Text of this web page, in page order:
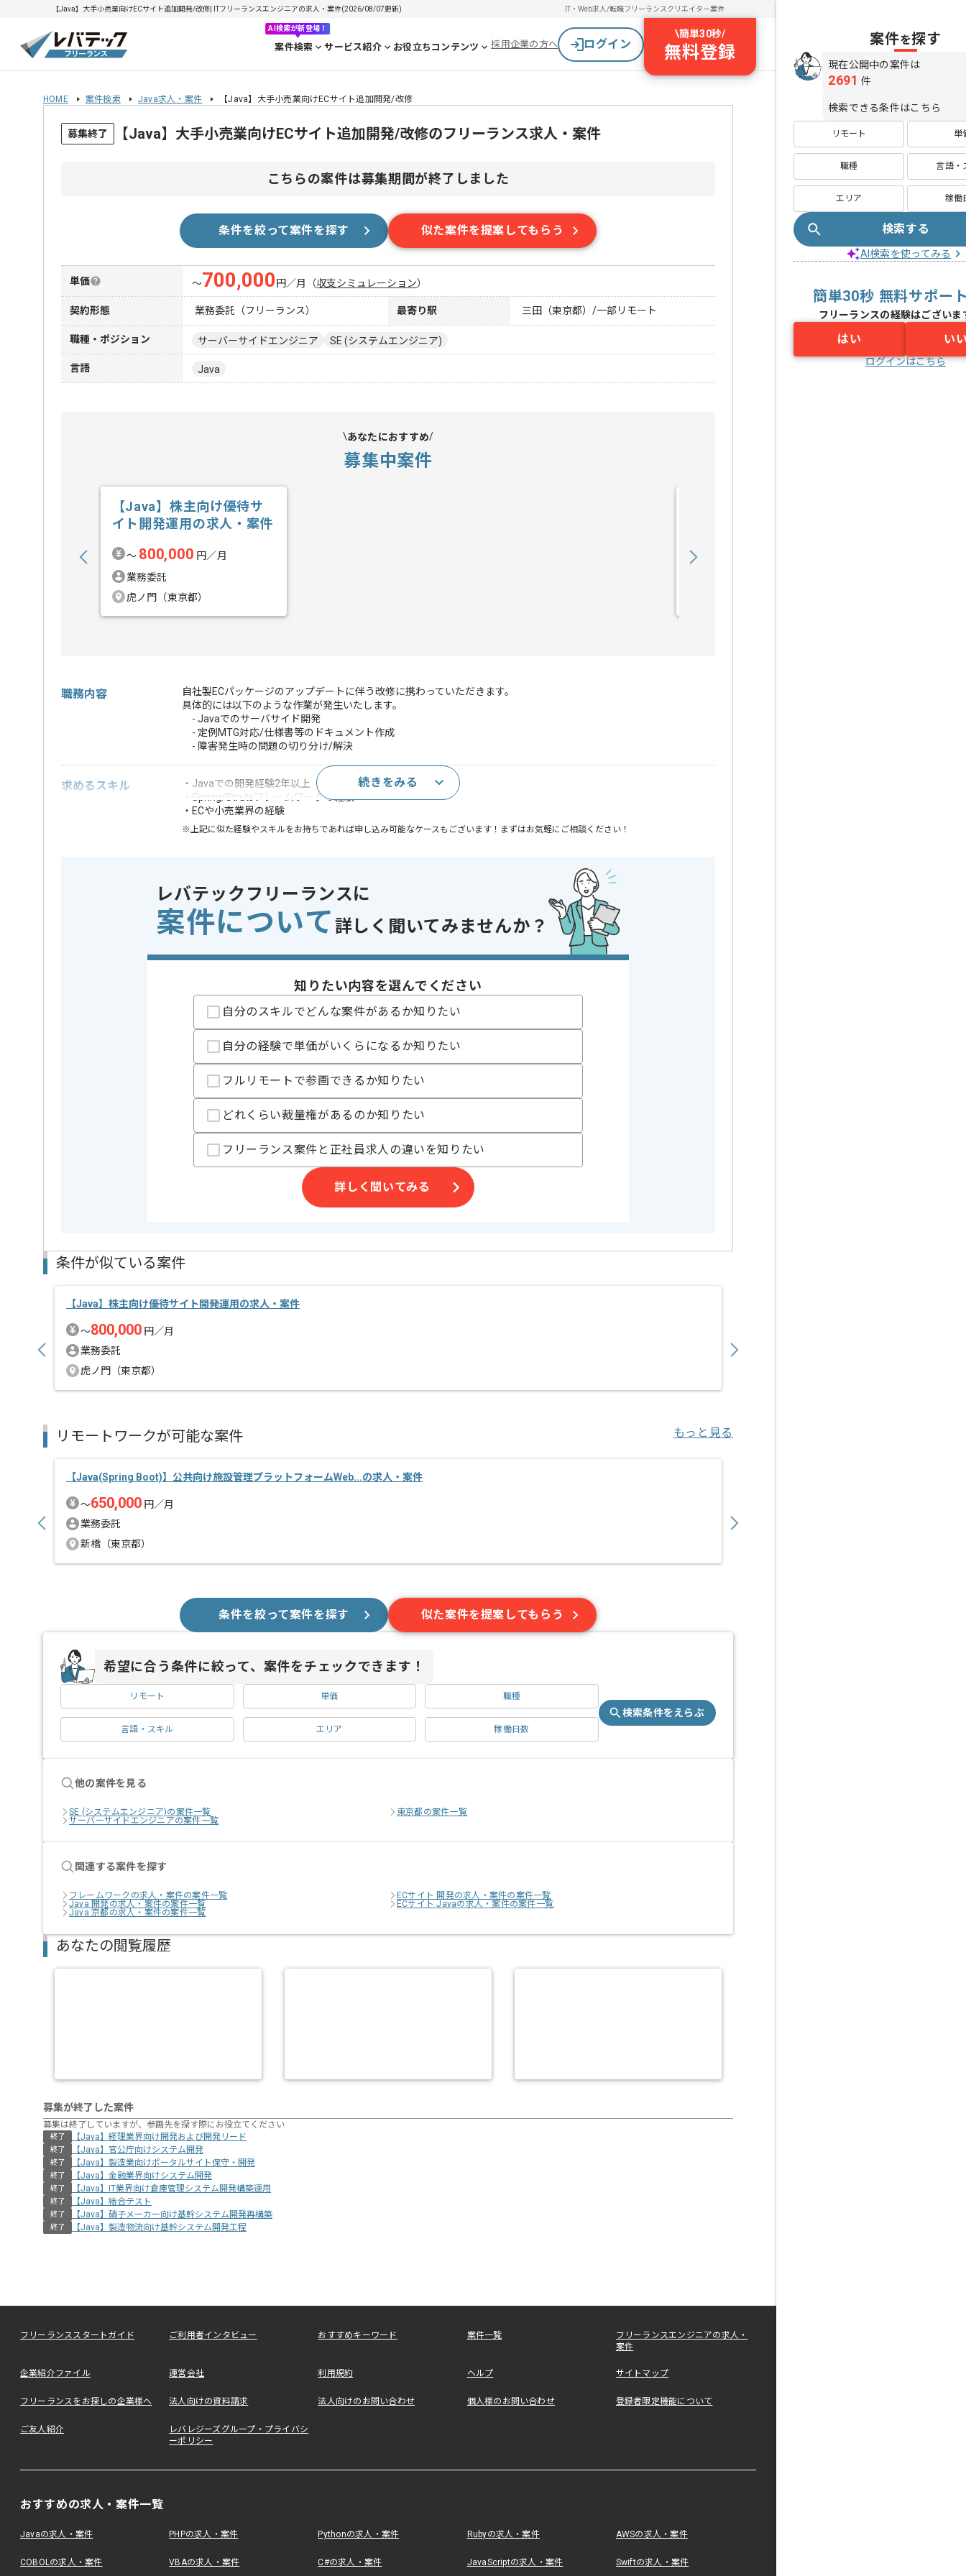
【Java】大手小売業向けECサイト追加開発/改修| ITフリーランスエンジニアの求人・案件(2026/08/07更新) IT・Web求人/転職フリーランスクリエイター案件
AI検索が新登場！
案件検索 サービス紹介 お役立ちコンテンツ 採用企業の方へ ログイン
\簡単30秒/
無料登録
HOME 案件検索 Java求人・案件 【Java】大手小売業向けECサイト追加開発/改修
募集終了 【Java】大手小売業向けECサイト追加開発/改修のフリーランス求人・案件
こちらの案件は募集期間が終了しました
条件を絞って案件を探す 似た案件を提案してもらう
単価 〜700,000 円／月 （収支シミュレーション）
契約形態 業務委託（フリーランス） 最寄り駅 三田（東京都）/一部リモート
職種・ポジション サーバーサイドエンジニア SE (システムエンジニア)
言語 Java
あなたにおすすめ
募集中案件
【Java】株主向け優待サ
イト開発運用の求人・案件
〜 800,000 円／月
業務委託
虎ノ門（東京都）
職務内容
自社製ECパッケージのアップデートに伴う改修に携わっていただきます。
具体的には以下のような作業が発生いたします。
- Javaでのサーバサイド開発
- 定例MTG対応/仕様書等のドキュメント作成
- 障害発生時の問題の切り分け/解決
求めるスキル
・Javaでの開発経験2年以上
・Spring/Strutsフレームワークの経験
・ECや小売業界の経験
※上記に似た経験やスキルをお持ちであれば申し込み可能なケースもございます！まずはお気軽にご相談ください！
DB
MySQL
幅広い分野で活躍されてきた経験豊富な方に適しています。
これまでの実績やノウハウ、知識などを存分に活かすチャンスです。
続きをみる
レバテックフリーランスに
案件について 詳しく聞いてみませんか？
知りたい内容を選んでください
自分のスキルでどんな案件があるか知りたい
自分の経験で単価がいくらになるか知りたい
フルリモートで参画できるか知りたい
どれくらい裁量権があるのか知りたい
フリーランス案件と正社員求人の違いを知りたい
詳しく聞いてみる
条件が似ている案件
【Java】株主向け優待サイト開発運用の求人・案件
〜800,000 円／月
業務委託
虎ノ門（東京都）
リモートワークが可能な案件 もっと見る
【Java(Spring Boot)】公共向け施設管理プラットフォームWeb...の求人・案件
〜650,000 円／月
業務委託
新橋（東京都）
条件を絞って案件を探す 似た案件を提案してもらう
希望に合う条件に絞って、案件をチェックできます！
リモート 単価 職種
言語・スキル エリア 稼働日数
検索条件をえらぶ
他の案件を見る
SE (システムエンジニア)の案件一覧
東京都の案件一覧
サーバーサイドエンジニアの案件一覧
関連する案件を探す
フレームワークの求人・案件の案件一覧
ECサイト 開発の求人・案件の案件一覧
Java 開発の求人・案件の案件一覧
ECサイト Javaの求人・案件の案件一覧
Java 京都の求人・案件の案件一覧
あなたの閲覧履歴
募集が終了した案件
募集は終了していますが、参画先を探す際にお役立てください
終了 【Java】経理業界向け開発および開発リード
終了 【Java】官公庁向けシステム開発
終了 【Java】製造業向けポータルサイト保守・開発
終了 【Java】金融業界向けシステム開発
終了 【Java】IT業界向け倉庫管理システム開発構築運用
終了 【Java】結合テスト
終了 【Java】硝子メーカー向け基幹システム開発再構築
終了 【Java】製造物流向け基幹システム開発工程
フリーランススタートガイド ご利用者インタビュー おすすめキーワード 案件一覧
フリーランスエンジニアの求人・
案件
企業紹介ファイル 運営会社 利用規約 ヘルプ サイトマップ
フリーランスをお探しの企業様へ 法人向けの資料請求 法人向けのお問い合わせ 個人様のお問い合わせ 登録者限定機能について
ご友人紹介
レバレジーズグループ・プライバシ
ーポリシー
おすすめの求人・案件一覧
Javaの求人・案件 PHPの求人・案件 Pythonの求人・案件 Rubyの求人・案件 AWSの求人・案件
COBOLの求人・案件 VBAの求人・案件 C#の求人・案件 JavaScriptの求人・案件 Swiftの求人・案件
案件を探す
現在公開中の案件は
2691 件
検索できる条件はこちら
リモート 単
職種 言語・
エリア 稼働
検索する
AI検索を使ってみる
簡単30秒 無料サポー
フリーランスの経験はございま
はい い
ログインはこちら